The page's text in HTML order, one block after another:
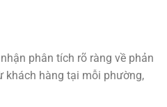
phân tích rõ ràng về phản
khách hàng tại mỗi phường,